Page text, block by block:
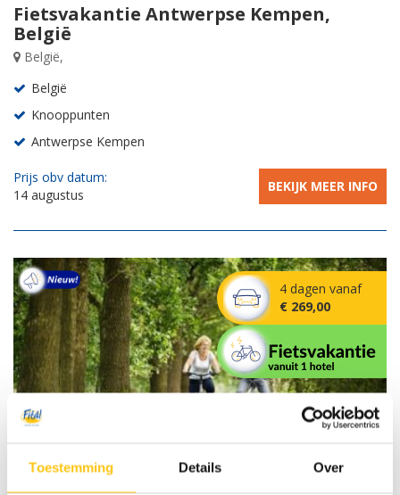
Toestemming Details Over
Fietsvakantie Antwerpse Kempen,
België
België,
België
Knooppunten
Antwerpse Kempen
Prijs obv datum:
14 augustus
BEKIJK MEER INFO
4 dagen vanaf
€ 269,00